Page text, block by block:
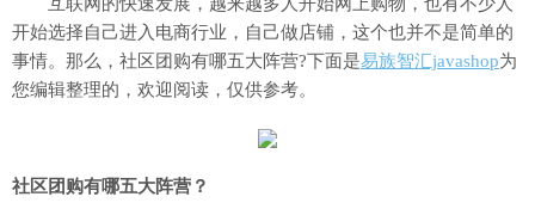
开始选择自己进入电商行业，自己做店铺，这个也并不是简单的
事情。那么，社区团购有哪五大阵营?下面是易族智汇javashop为
您编辑整理的，欢迎阅读，仅供参考。
社区团购有哪五大阵营？